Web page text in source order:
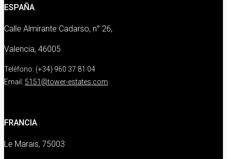
ESPAÑA
Calle Almirante Cadarso, n° 26,
Valencia, 46005
Teléfono: (+34) 960 37 81 04
Email: 5151@tower-estates.com
FRANCIA
Le Marais, 75003